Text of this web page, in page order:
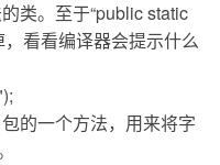
类。至于“public static
看看编译器会提示什么
的一个方法，用来将字